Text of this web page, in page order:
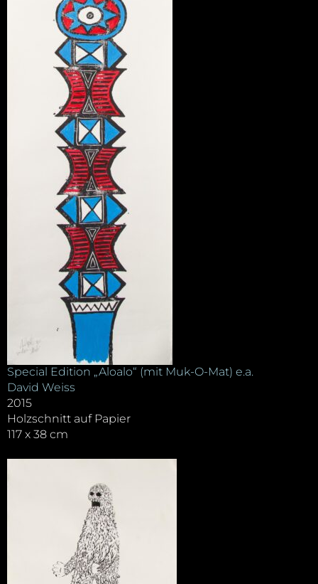
Special Edition „Aloalo“ (mit Muk-O-Mat) e.a.
David Weiss
2015
Holzschnitt auf Papier
117 x 38 cm